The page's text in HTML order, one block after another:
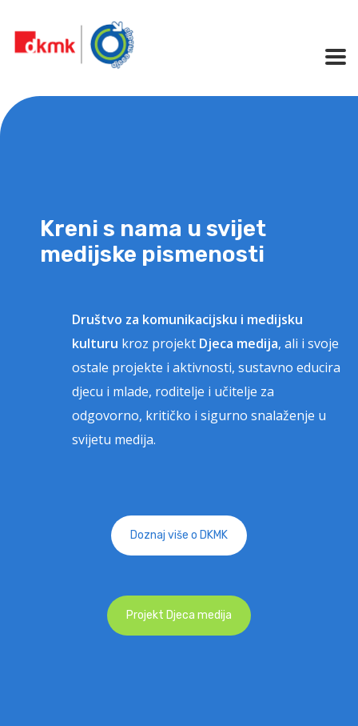
Kreni s nama u svijet
medijske pismenosti
Društvo za komunikacijsku i medijsku
kulturu kroz projekt Djeca medija, ali i svoje
ostale projekte i aktivnosti, sustavno educira
djecu i mlade, roditelje i učitelje za
odgovorno, kritičko i sigurno snalaženje u
svijetu medija.
Doznaj više o DKMK
Projekt Djeca medija